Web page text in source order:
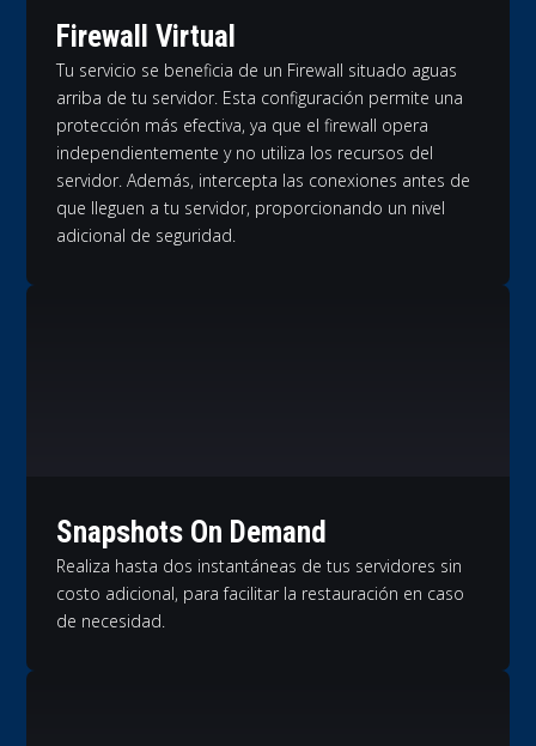
Firewall Virtual
Tu servicio se beneficia de un Firewall situado aguas
arriba de tu servidor. Esta configuración permite una
protección más efectiva, ya que el firewall opera
independientemente y no utiliza los recursos del
servidor. Además, intercepta las conexiones antes de
que lleguen a tu servidor, proporcionando un nivel
adicional de seguridad.
Snapshots On Demand
Realiza hasta dos instantáneas de tus servidores sin
costo adicional, para facilitar la restauración en caso
de necesidad.